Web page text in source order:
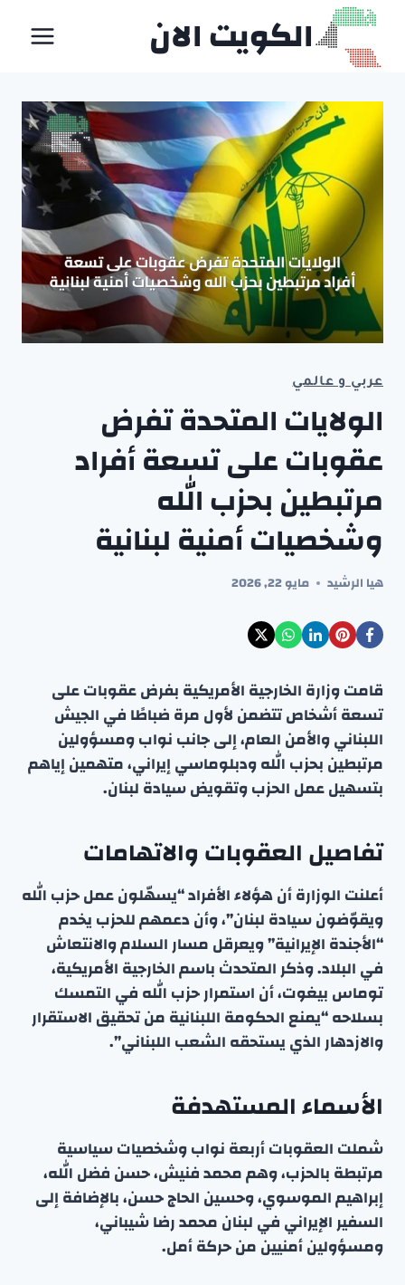
التجاوز
المحتوى
الكويت الان
عربي و عالمي
الولايات المتحدة تفرض
عقوبات على تسعة أفراد
مرتبطين بحزب الله
وشخصيات أمنية لبنانية
هيا الرشيد مايو 22, 2026
قامت وزارة الخارجية الأمريكية بفرض عقوبات على
تسعة أشخاص تتضمن لأول مرة ضباطًا في الجيش
اللبناني والأمن العام، إلى جانب نواب ومسؤولين
مرتبطين بحزب الله ودبلوماسي إيراني، متهمين إياهم
بتسهيل عمل الحزب وتقويض سيادة لبنان.
تفاصيل العقوبات والاتهامات
أعلنت الوزارة أن هؤلاء الأفراد “يسهّلون عمل حزب الله
ويقوّضون سيادة لبنان”، وأن دعمهم للحزب يخدم
“الأجندة الإيرانية” ويعرقل مسار السلام والانتعاش
في البلاد. وذكر المتحدث باسم الخارجية الأمريكية،
توماس بيغوت، أن استمرار حزب الله في التمسك
بسلاحه “يمنع الحكومة اللبنانية من تحقيق الاستقرار
والازدهار الذي يستحقه الشعب اللبناني”.
الأسماء المستهدفة
شملت العقوبات أربعة نواب وشخصيات سياسية
مرتبطة بالحزب، وهم محمد فنيش، حسن فضل الله،
إبراهيم الموسوي، وحسين الحاج حسن، بالإضافة إلى
السفير الإيراني في لبنان محمد رضا شيباني،
ومسؤولين أمنيين من حركة أمل.